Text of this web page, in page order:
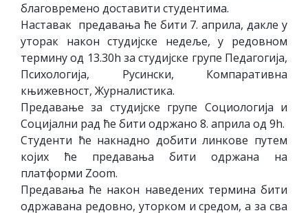
благовремено доставити студентима.
Наставак предавања ће бити 7. априла, дакле у
уторак након студијске недеље, у редовном
термину од 13.30h за студијске групе Педагогија,
Психологија, Русински, Компаративна
књижевност, Журналистика.
Предавање за студијске групе Социологија и
Социјални рад ће бити одржано 8. априла од 9h.
Студенти ће накнадно добити линкове путем
којих ће предавања бити одржана на
платформи Zoom.
Предавања ће након наведених термина бити
одржавана редовно, уторком и средом, а за сва